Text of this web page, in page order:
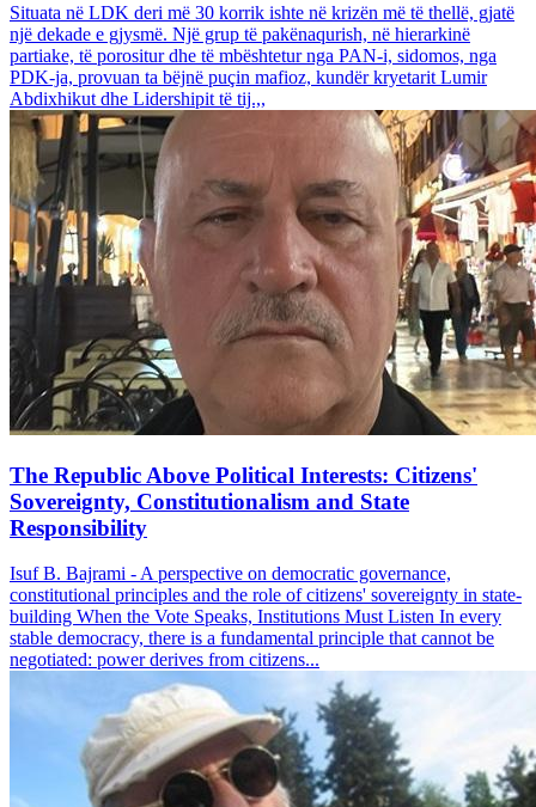
Situata në LDK deri më 30 korrik ishte në krizën më të thellë, gjatë
një dekade e gjysmë. Një grup të pakënaqurish, në hierarkinë
partiake, të porositur dhe të mbështetur nga PAN-i, sidomos, nga
PDK-ja, provuan ta bëjnë puçin mafioz, kundër kryetarit Lumir
Abdixhikut dhe Lidershipit të tij.,,
The Republic Above Political Interests: Citizens'
Sovereignty, Constitutionalism and State
Responsibility
Isuf B. Bajrami - A perspective on democratic governance,
constitutional principles and the role of citizens' sovereignty in state-
building When the Vote Speaks, Institutions Must Listen In every
stable democracy, there is a fundamental principle that cannot be
negotiated: power derives from citizens...